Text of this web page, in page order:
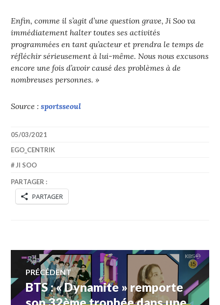
Enfin, comme il s’agit d’une question grave, Ji Soo va
immédiatement halter toutes ses activités
programmées en tant qu’acteur et prendra le temps de
réfléchir sérieusement à lui-même. Nous nous excusons
encore une fois d’avoir causé des problèmes à de
nombreuses personnes. »
Source :sportsseoul
05/03/2021
EGO_CENTRIK
JI SOO
PARTAGER :
PARTAGER
Navigation
de
PRÉCÉDENT
Article
précédent :
BTS : « Dynamite » remporte
son 32ème trophée dans une